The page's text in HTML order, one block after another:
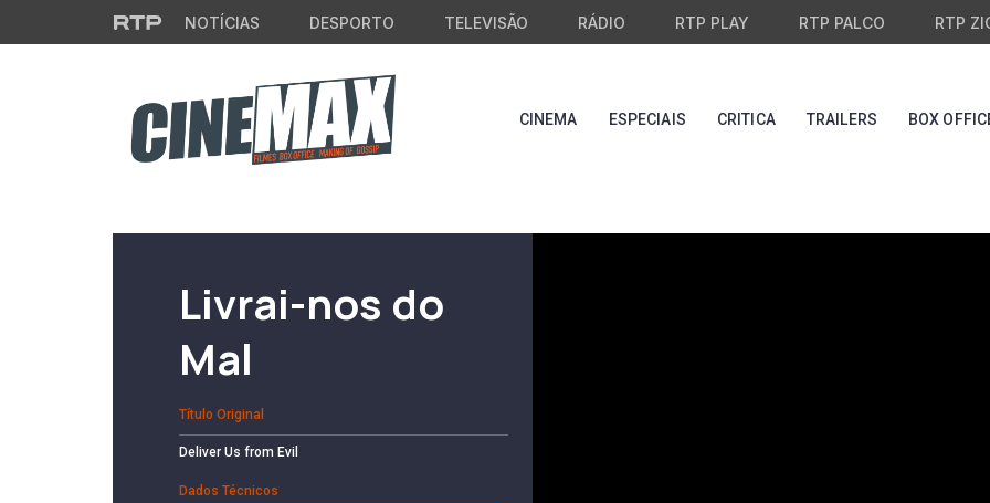
Saltar para o conteúdo principal
NOTÍCIAS DESPORTO TELEVISÃO RÁDIO RTP PLAY RTP PALCO RTP
CINEMA ESPECIAIS CRITICA TRAILERS BOX
Livrai-nos do
Mal
Título Original
Deliver Us from Evil
Dados Técnicos